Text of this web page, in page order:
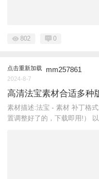
802 0
点击重新加载 mm257861
2024-8-7
高清法宝素材合适多种
素材描述:法宝 - 素材 补丁格
置调整好了的，下载即用!） 以